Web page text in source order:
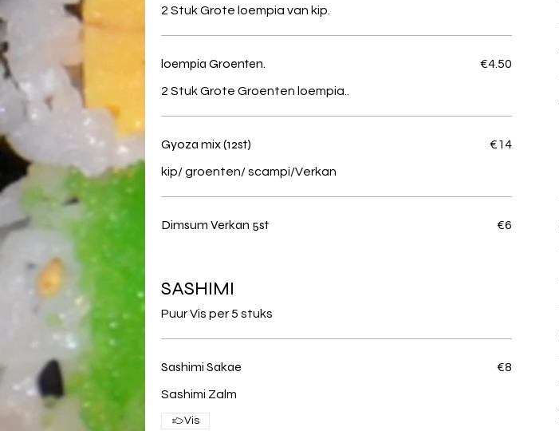
2 Stuk Grote loempia van kip.
loempia Groenten.
2 Stuk Grote Groenten loempia..
€4.50
Gyoza mix (12st)
kip/ groenten/ scampi/Verkan
€14
Dimsum Verkan 5st €6
SASHIMI
Puur Vis per 5 stuks
Sashimi Sakae
Sashimi Zalm
€8
Vis